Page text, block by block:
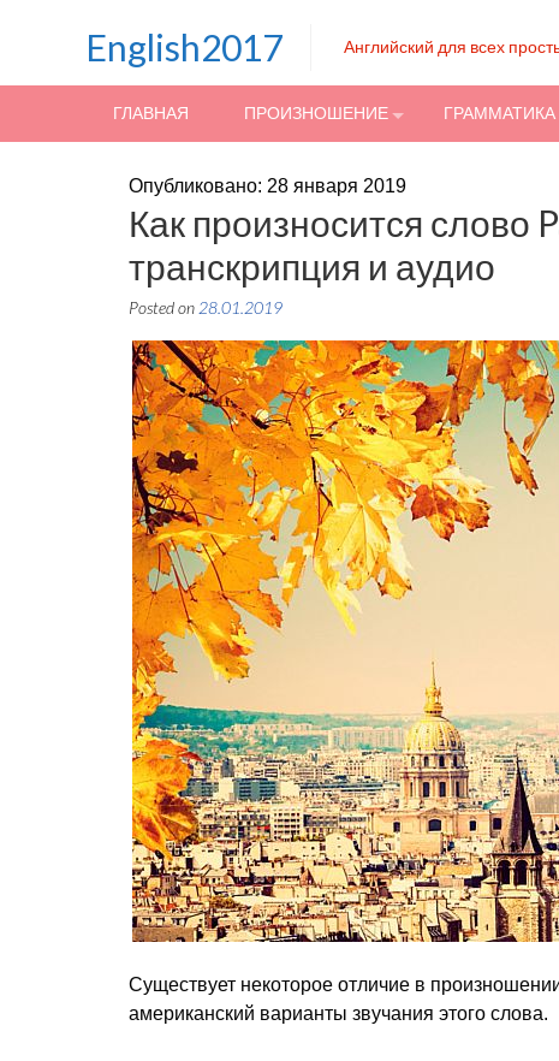
English2017 Английский для всех
ГЛАВНАЯ ПРОИЗНОШЕНИЕ ГРАММАТИКА
Опубликовано: 28 января 2019
Как произносится слово
транскрипция и аудио
Posted on 28.01.2019
Существует некоторое отличие в
американский варианты звучания этого слова.